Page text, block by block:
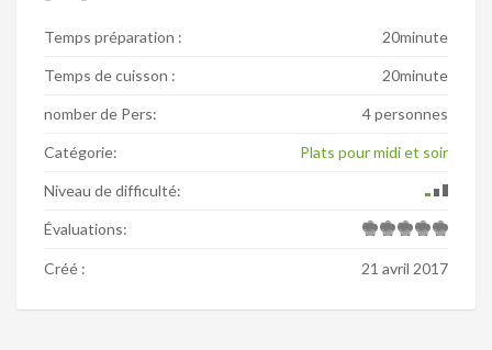
Temps préparation : 20minute
Temps de cuisson : 20minute
nomber de Pers: 4 personnes
Catégorie: Plats pour midi et soir
Niveau de difficulté:
Évaluations:
Créé : 21 avril 2017